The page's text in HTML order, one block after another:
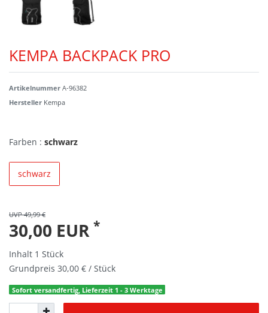
KEMPA BACKPACK PRO
Artikelnummer A-96382
Hersteller Kempa
Farben : schwarz
schwarz
UVP 49,99 €
30,00 EUR *
Inhalt 1 Stück
Grundpreis 30,00 € / Stück
Sofort versandfertig, Lieferzeit 1 - 3 Werktage